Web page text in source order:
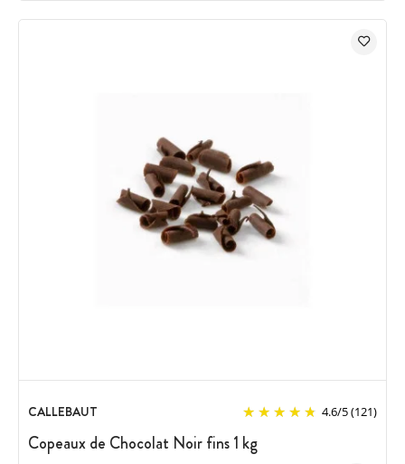
CALLEBAUT 4.6/5(121)
Copeaux de Chocolat Noir fins 1 kg